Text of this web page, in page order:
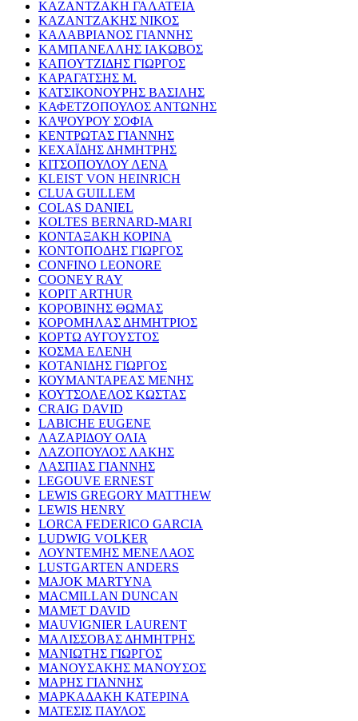
ΚΑΖΑΝΤΖΑΚΗ ΓΑΛΑΤΕΙΑ
ΚΑΖΑΝΤΖΑΚΗΣ ΝΙΚΟΣ
ΚΑΛΑΒΡΙΑΝΟΣ ΓΙΑΝΝΗΣ
ΚΑΜΠΑΝΕΛΛΗΣ ΙΑΚΩΒΟΣ
ΚΑΠΟΥΤΖΙΔΗΣ ΓΙΩΡΓΟΣ
ΚΑΡΑΓΑΤΣΗΣ Μ.
ΚΑΤΣΙΚΟΝΟΥΡΗΣ ΒΑΣΙΛΗΣ
ΚΑΦΕΤΖΟΠΟΥΛΟΣ ΑΝΤΩΝΗΣ
ΚΑΨΟΥΡΟΥ ΣΟΦΙΑ
ΚΕΝΤΡΩΤΑΣ ΓΙΑΝΝΗΣ
ΚΕΧΑΪΔΗΣ ΔΗΜΗΤΡΗΣ
ΚΙΤΣΟΠΟΥΛΟΥ ΛΕΝΑ
KLEIST VON HEINRICH
CLUA GUILLEM
COLAS DANIEL
KOLTES BERNARD-MARI
ΚΟΝΤΑΞΑΚΗ ΚΟΡΙΝΑ
ΚΟΝΤΟΠΟΔΗΣ ΓΙΩΡΓΟΣ
CONFINO LEONORE
COONEY RAY
KOPIT ARTHUR
ΚΟΡΟΒΙΝΗΣ ΘΩΜΑΣ
ΚΟΡΟΜΗΛΑΣ ΔΗΜΗΤΡΙΟΣ
ΚΟΡΤΩ ΑΥΓΟΥΣΤΟΣ
ΚΟΣΜΑ ΕΛΕΝΗ
ΚΟΤΑΝΙΔΗΣ ΓΙΩΡΓΟΣ
ΚΟΥΜΑΝΤΑΡΕΑΣ ΜΕΝΗΣ
ΚΟΥΤΣΟΛΕΛΟΣ ΚΩΣΤΑΣ
CRAIG DAVID
LABICHE EUGENE
ΛΑΖΑΡΙΔΟΥ ΟΛΙΑ
ΛΑΖΟΠΟΥΛΟΣ ΛΑΚΗΣ
ΛΑΣΠΙΑΣ ΓΙΑΝΝΗΣ
LEGOUVE ERNEST
LEWIS GREGORY MATTHEW
LEWIS HENRY
LORCA FEDERICO GARCIA
LUDWIG VOLKER
ΛΟΥΝΤΕΜΗΣ ΜΕΝΕΛΑΟΣ
LUSTGARTEN ANDERS
MAJOK MARTYNA
MACMILLAN DUNCAN
MAMET DAVID
MAUVIGNIER LAURENT
ΜΑΛΙΣΣΟΒΑΣ ΔΗΜΗΤΡΗΣ
ΜΑΝΙΩΤΗΣ ΓΙΩΡΓΟΣ
ΜΑΝΟΥΣΑΚΗΣ ΜΑΝΟΥΣΟΣ
ΜΑΡΗΣ ΓΙΑΝΝΗΣ
ΜΑΡΚΑΔΑΚΗ ΚΑΤΕΡΙΝΑ
ΜΑΤΕΣΙΣ ΠΑΥΛΟΣ